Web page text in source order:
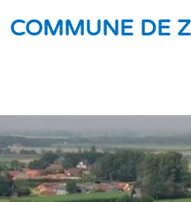
COMMUNE DE